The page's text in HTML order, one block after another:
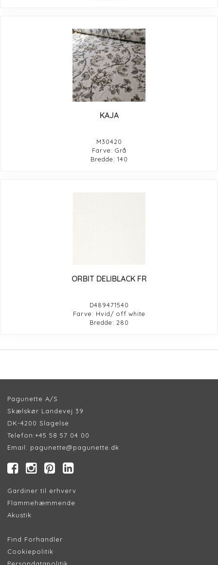
KAJA
M30420
Farve: Grå
Bredde: 140
ORBIT DELIBLACK FR
D489471540
Farve: Hvid/ off white
Bredde: 280
Pagunette A/S
Skælskør Landevej 39
DK-4200 Slagelse
Telefon:+45 58 57 04 00
Email: pagunette@pagunette.dk
Gardiner til erhverv
Flammehæmmende
Akustik
Find Forhandler
Cookiepolitik